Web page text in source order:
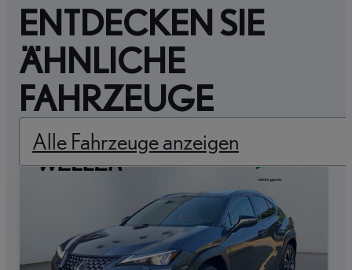
ENTDECKEN SIE
ÄHNLICHE
FAHRZEUGE
Alle Fahrzeuge anzeigen